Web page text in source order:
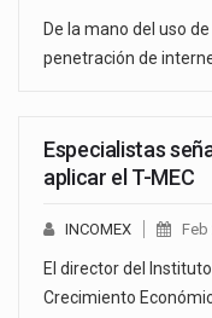
De la mano del uso
penetración de
Especialistas
aplicar el T-MEC
INCOMEX Feb
El director del
Crecimiento